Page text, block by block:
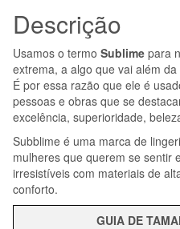
COM
LIGA
DESIGN
FLORAL
AZUL
S/M
Descrição
Usamos o termo Sublime para
extrema, a algo que vai além
É por essa razão que ele é
pessoas e obras que se
excelência, superioridade,
Subblime é uma marca de
mulheres que querem se sentir
irresistíveis com materiais de
conforto.
GUIA DE